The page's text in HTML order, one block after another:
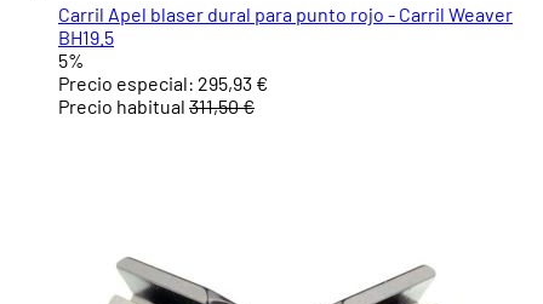
Carril Apel blaser dural para punto rojo - Carril Weaver
BH19.5
5%
Precio especial: 295,93 €
Precio habitual 311,50 €